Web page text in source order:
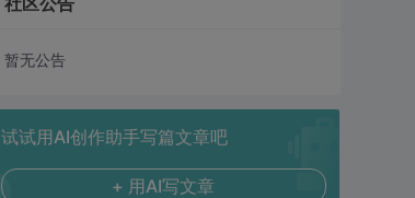
暂无公告
试试用AI创作助手写篇文章吧
+ 用AI写文章